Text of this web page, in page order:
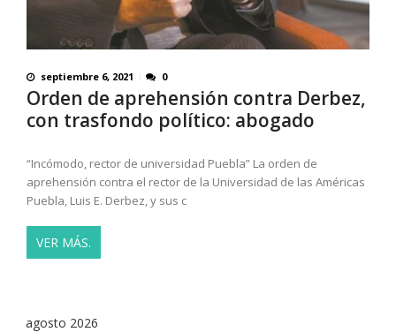
septiembre 6, 2021 0
Orden de aprehensión contra Derbez,
con trasfondo político: abogado
“Incómodo, rector de universidad Puebla” La orden de
aprehensión contra el rector de la Universidad de las Américas
Puebla, Luis E. Derbez, y sus c
VER MÁS.
agosto 2026